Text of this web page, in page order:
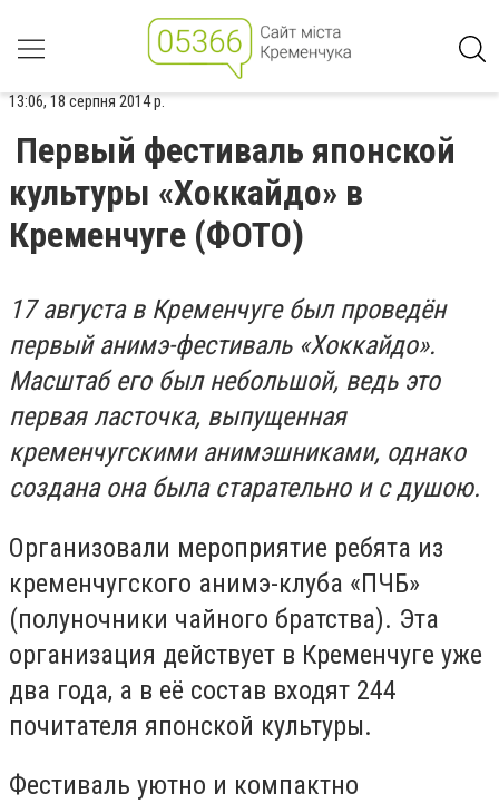
13:06, 18 серпня 2014 р.
Первый фестиваль японской
культуры «Хоккайдо» в
Кременчуге (ФОТО)
17 августа в Кременчуге был проведён
первый анимэ-фестиваль «Хоккайдо».
Масштаб его был небольшой, ведь это
первая ласточка, выпущенная
кременчугскими анимэшниками, однако
создана она была старательно и с душою.
Организовали мероприятие ребята из
кременчугского анимэ-клуба «ПЧБ»
(полуночники чайного братства). Эта
организация действует в Кременчуге уже
два года, а в её состав входят 244
почитателя японской культуры.
Фестиваль уютно и компактно